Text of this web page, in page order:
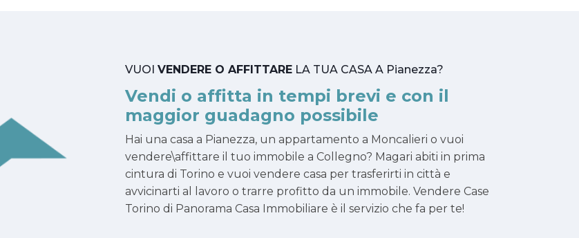
VUOI VENDERE O AFFITTARE LA TUA CASA A Pianezza?
Vendi o affitta in tempi brevi e con il
maggior guadagno possibile
Hai una casa a Pianezza, un appartamento a Moncalieri o vuoi
vendere\affittare il tuo immobile a Collegno? Magari abiti in prima
cintura di Torino e vuoi vendere casa per trasferirti in città e
avvicinarti al lavoro o trarre profitto da un immobile. Vendere Case
Torino di Panorama Casa Immobiliare è il servizio che fa per te!